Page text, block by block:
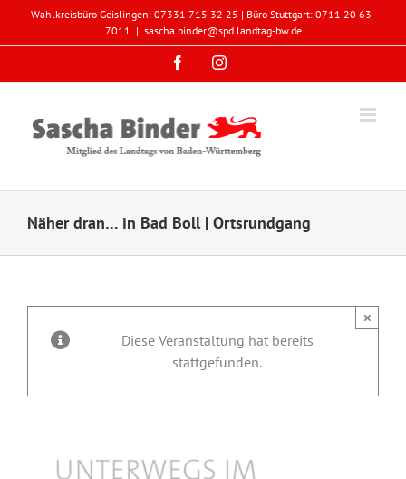
Wahlkreisbüro Geislingen: 07331 715 32 25 | Büro Stuttgart: 0711 20 63-
7011 | sascha.binder@spd.landtag-bw.de
FacebookInstagram
Näher dran… in Bad Boll | Ortsrundgang
Diese Veranstaltung hat bereits
stattgefunden.
×